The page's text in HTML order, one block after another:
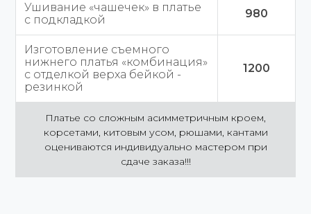
Ушивание «чашечек» в платье
с подкладкой
980
Изготовление съемного
нижнего платья «комбинация»
с отделкой верха бейкой -
резинкой
1200
Платье со сложным асимметричным кроем,
корсетами, китовым усом, рюшами, кантами
оцениваются индивидуально мастером при
сдаче заказа!!!